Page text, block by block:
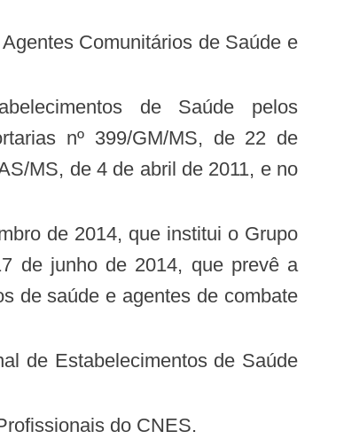
nº 399/GM/MS, de 22 de
MS, de 4 de abril de 2011, e no
de junho de 2014, que prevê a
de saúde e agentes de combate
do CNES.